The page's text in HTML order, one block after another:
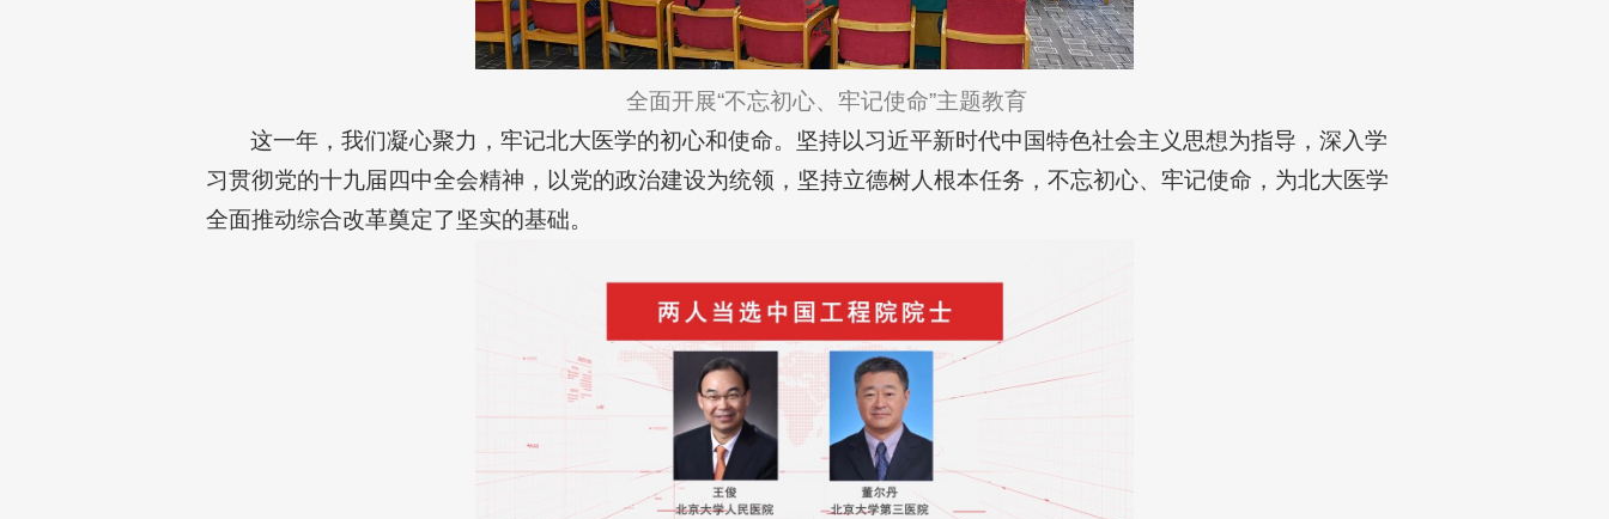
全面开展“不忘初心、牢记使命”主题教育
这一年，我们凝心聚力，牢记北大医学的初心和使命。坚持以习近平新时代中国特色社会主义思想为指导，深入学
习贯彻党的十九届四中全会精神，以党的政治建设为统领，坚持立德树人根本任务，不忘初心、牢记使命，为北大医学
全面推动综合改革奠定了坚实的基础。